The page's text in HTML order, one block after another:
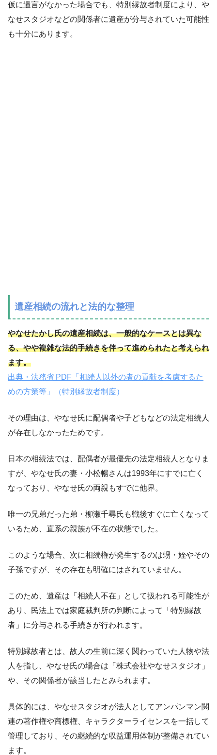
仮に遺言がなかった場合でも、特別縁故者制度により、や
なせスタジオなどの関係者に遺産が分与されていた可能性
も十分にあります。
遺産相続の流れと法的な整理
やなせたかし氏の遺産相続は、一般的なケースとは異な
る、やや複雑な法的手続きを伴って進められたと考えられ
ます。
出典・法務省 PDF「相続人以外の者の貢献を考慮するた
めの方策等」（特別縁故者制度）
その理由は、やなせ氏に配偶者や子どもなどの法定相続人
が存在しなかったためです。
日本の相続法では、配偶者が最優先の法定相続人となりま
すが、やなせ氏の妻・小松暢さんは1993年にすでに亡く
なっており、やなせ氏の両親もすでに他界。
唯一の兄弟だった弟・柳瀬千尋氏も戦後すぐに亡くなって
いるため、直系の親族が不在の状態でした。
このような場合、次に相続権が発生するのは甥・姪やその
子孫ですが、その存在も明確にはされていません。
このため、遺産は「相続人不在」として扱われる可能性が
あり、民法上では家庭裁判所の判断によって「特別縁故
者」に分与される手続きが行われます。
特別縁故者とは、故人の生前に深く関わっていた人物や法
人を指し、やなせ氏の場合は「株式会社やなせスタジオ」
や、その関係者が該当したとみられます。
具体的には、やなせスタジオが法人としてアンパンマン関
連の著作権や商標権、キャラクターライセンスを一括して
管理しており、その継続的な収益運用体制が整備されてい
ます。